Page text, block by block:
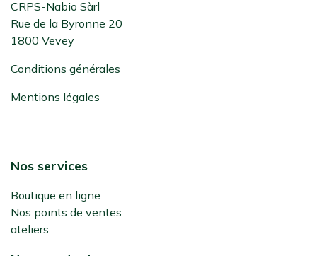
CRPS-Nabio Sàrl
Rue de la Byronne 20
1800 Vevey
Conditions générales
Mentions légales
Nos services
Boutique en ligne
Nos points de ventes
ateliers